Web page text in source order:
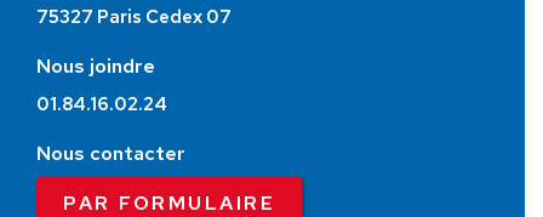
75327 Paris Cedex 07
Nous joindre
01.84.16.02.24
Nous contacter
PAR FORMULAIRE